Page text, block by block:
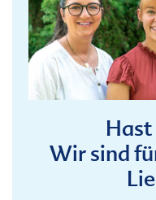
Hast
Wir sind